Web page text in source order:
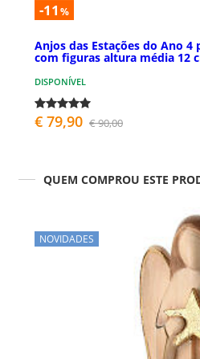
-11 %
Anjos das Estações do Ano
com figuras altura média 12
DISPONÍVEL
€ 79,90 € 90,00
QUEM COMPROU ESTE
NOVIDADES